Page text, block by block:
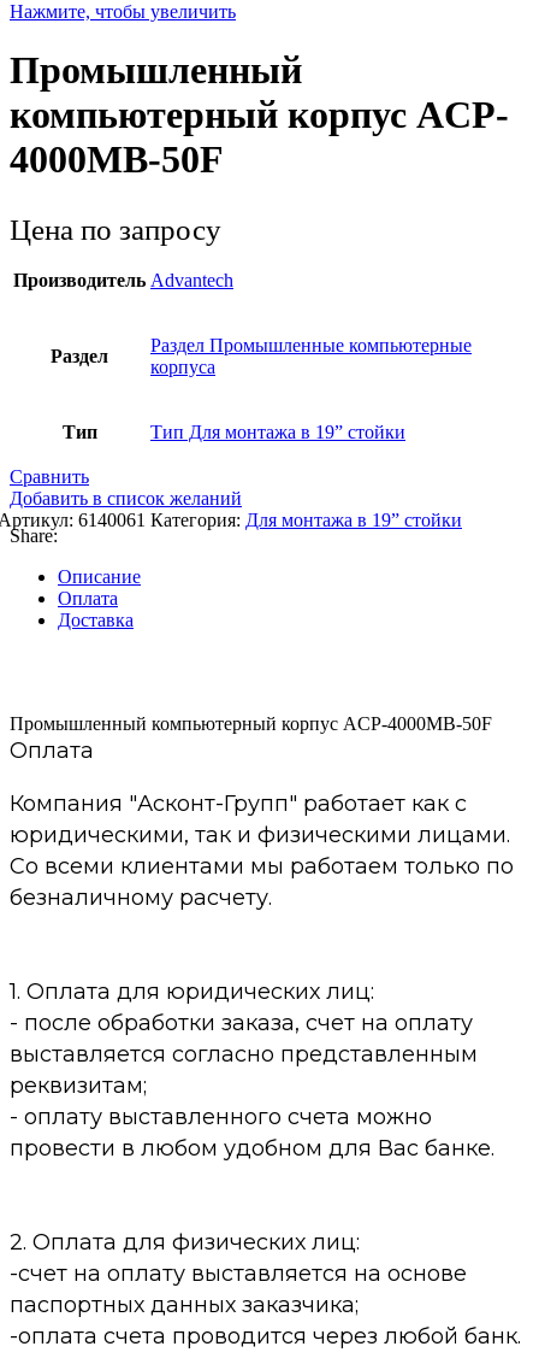
Нажмите, чтобы увеличить
Промышленный
компьютерный корпус ACP-
4000MB-50F
Цена по запросу
Производитель Advantech
Раздел
Раздел Промышленные компьютерные
корпуса
Тип Тип Для монтажа в 19” стойки
Сравнить
Добавить в список желаний
6140061 Категория: Для монтажа в 19” стойки
Share:
Описание
Оплата
Доставка
Промышленный компьютерный корпус ACP-4000MB-50F
Оплата
Компания "Асконт-Групп" работает как с
юридическими, так и физическими лицами.
Со всеми клиентами мы работаем только по
безналичному расчету.
1. Оплата для юридических лиц:
- после обработки заказа, счет на оплату
выставляется согласно представленным
реквизитам;
- оплату выставленного счета можно
провести в любом удобном для Вас банке.
2. Оплата для физических лиц:
-счет на оплату выставляется на основе
паспортных данных заказчика;
-оплата счета проводится через любой банк.